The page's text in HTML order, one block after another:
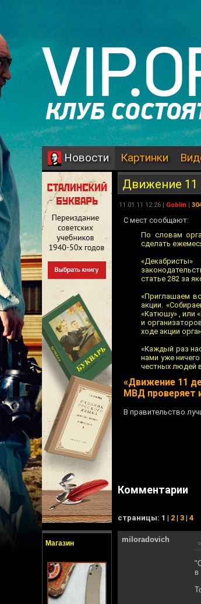
Новости Картинки
Магазин
Движение 11
11.01.11 12:26 | Goblin |
C мест сообщают:
По словам
сделать
статье 282 за
«Приглашаем
акции.
«Катюшу» , или
и
ходе акции
«Каждый раз
нами уже
честных людей
«Движение 11
МВД проверяет
В правительство
Комментарии
cтраницы: 1 | 2 | 3 | 4
miloradovich
в